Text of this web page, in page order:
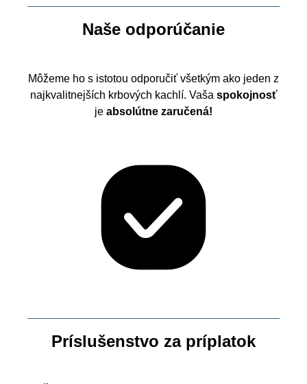
Naše odporúčanie
Môžeme ho s istotou odporučiť všetkým ako jeden z
najkvalitnejších krbových kachlí. Vaša spokojnosť
je absolútne zaručená!
Príslušenstvo za príplatok